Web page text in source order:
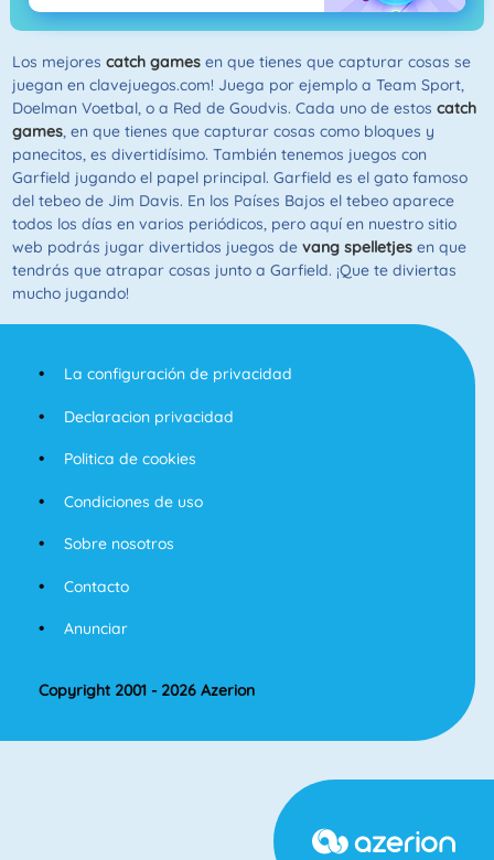
Los mejores catch gamesen que tienes que capturar cosas se
juegan en clavejuegos.com! Juega por ejemplo a Team Sport,
Doelman Voetbal, o a Red de Goudvis. Cada uno de estos catch
games, en que tienes que capturar cosas como bloques y
panecitos, es divertidísimo. También tenemos juegos con
Garfield jugando el papel principal. Garfield es el gato famoso
del tebeo de Jim Davis. En los Países Bajos el tebeo aparece
todos los días en varios periódicos, pero aquí en nuestro sitio
web podrás jugar divertidos juegos de vang spelletjesen que
tendrás que atrapar cosas junto a Garfield. ¡Que te diviertas
mucho jugando!
La configuración de privacidad
Declaracion privacidad
Politica de cookies
Condiciones de uso
Sobre nosotros
Contacto
Anunciar
Copyright 2001 - 2026 Azerion